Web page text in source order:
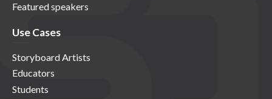
Featured speakers
Use Cases
Storyboard Artists
Educators
Students